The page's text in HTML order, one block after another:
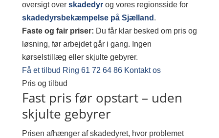
oversigt over skadedyrog vores regionsside for
skadedyrsbekæmpelse på Sjælland .
Faste og fair priser: Du får klar besked om pris og
løsning, før arbejdet går i gang. Ingen
kørselstillæg eller skjulte gebyrer.
Få et tilbud Ring 61 72 64 86 Kontakt os
Pris og tilbud
Fast pris før opstart – uden
skjulte gebyrer
Prisen afhænger af skadedyret, hvor problemet